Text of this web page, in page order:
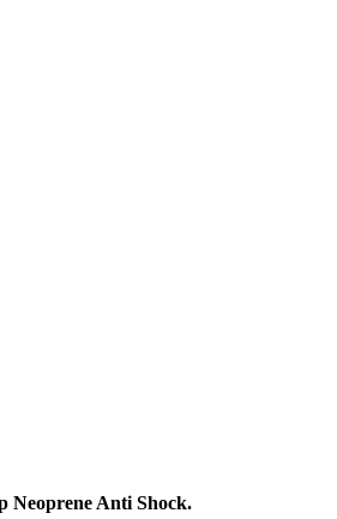
Neoprene Anti Shock.